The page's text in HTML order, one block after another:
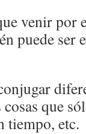
venir por
puede ser
que
tiempo, etc.